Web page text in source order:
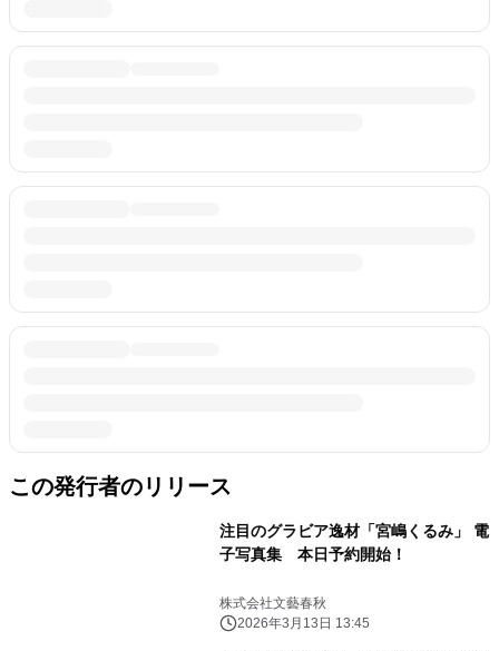
この発行者のリリース
注目のグラビア逸材「宮嶋くるみ」 電
子写真集 本日予約開始！
株式会社文藝春秋
2026年3月13日 13:45